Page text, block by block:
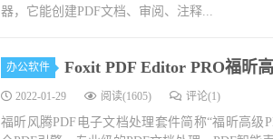
器，它能创建PDF文档、审阅、注释...
办公软件 Foxit PDF Editor PRO福昕
2022-01-29 阅读(1605) 评论(1)
福昕风腾PDF电子文档处理套件简称“福昕高级